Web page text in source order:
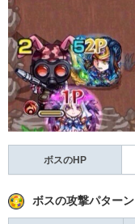
ボスのHP
ボスの攻撃パターン